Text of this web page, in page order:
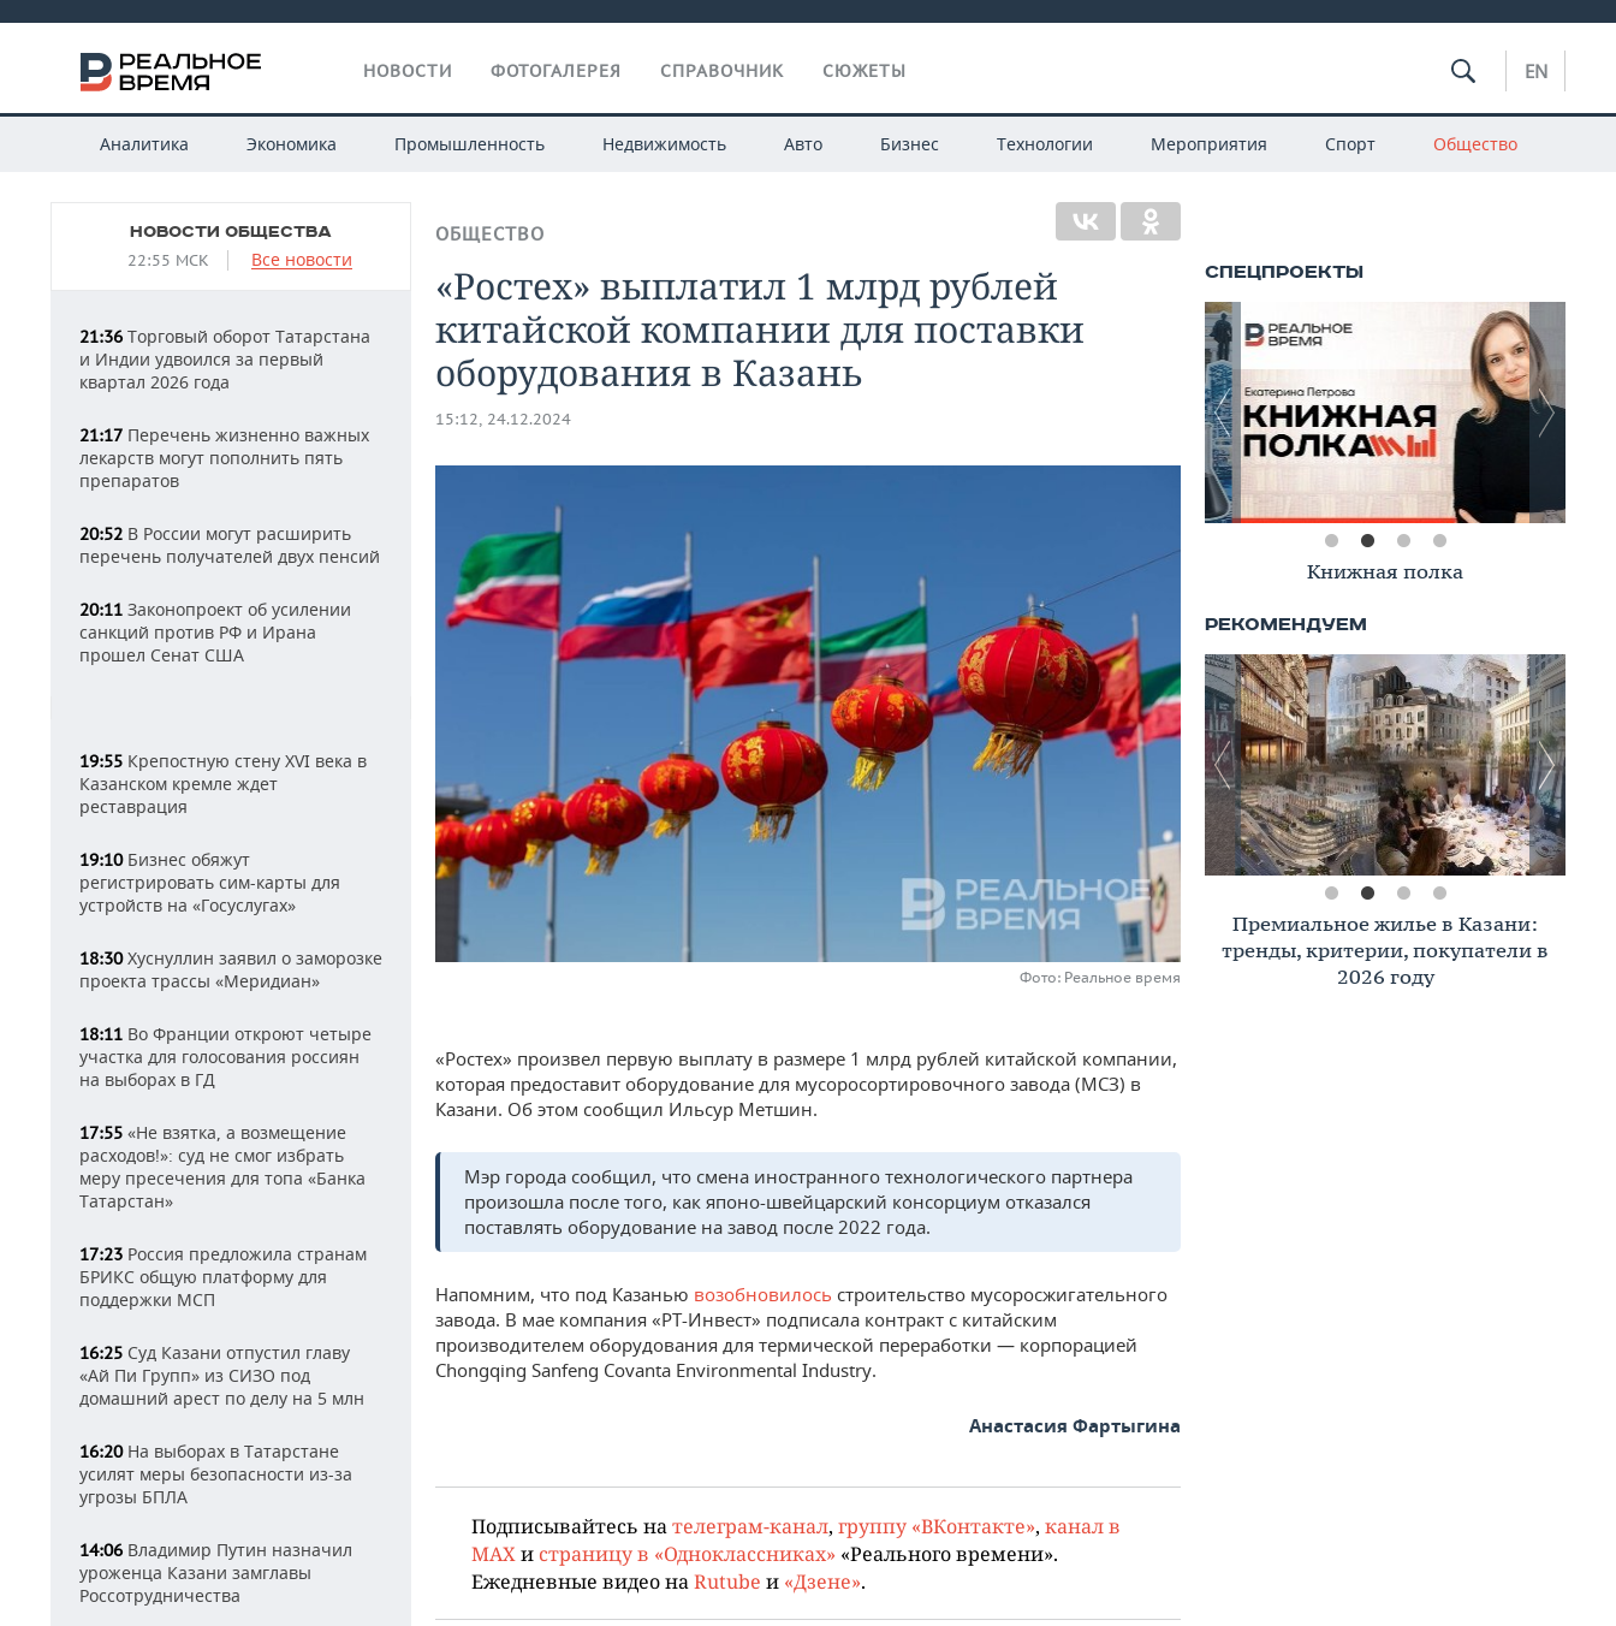
НОВОСТИ ФОТОГАЛЕРЕЯ СПРАВОЧНИК СЮЖЕТЫ EN
Аналитика Экономика Промышленность Недвижимость Авто Бизнес Технологии Мероприятия Спорт Общество
НОВОСТИ ОБЩЕСТВА
22:55 МСК Все новости
21:36 Торговый оборот Татарстана
и Индии удвоился за первый
квартал 2026 года
21:17 Перечень жизненно важных
лекарств могут пополнить пять
препаратов
20:52 В России могут расширить
перечень получателей двух пенсий
20:11 Законопроект об усилении
санкций против РФ и Ирана
прошел Сенат США
19:55 Крепостную стену XVI века в
Казанском кремле ждет
реставрация
19:10Бизнес обяжут
регистрировать сим-карты для
устройств на «Госуслугах»
18:30Хуснуллин заявил о заморозке
проекта трассы «Меридиан»
18:11 Во Франции откроют четыре
участка для голосования россиян
на выборах в ГД
17:55 «Не взятка, а возмещение
расходов!»: суд не смог избрать
меру пресечения для топа «Банка
Татарстан»
17:23 Россия предложила странам
БРИКС общую платформу для
поддержки МСП
16:25 Суд Казани отпустил главу
«Ай Пи Групп» из СИЗО под
домашний арест по делу на 5 млн
16:20На выборах в Татарстане
усилят меры безопасности из-за
угрозы БПЛА
14:06 Владимир Путин назначил
уроженца Казани замглавы
Россотрудничества
ОБЩЕСТВО
«Ростех» выплатил 1 млрд рублей
китайской компании для поставки
оборудования в Казань
15:12, 24.12.2024
Фото: Реальное время
«Ростех» произвел первую выплату в размере 1 млрд рублей китайской компании,
которая предоставит оборудование для мусоросортировочного завода (МСЗ) в
Казани. Об этом сообщил Ильсур Метшин.
Мэр города сообщил, что смена иностранного технологического партнера
произошла после того, как японо-швейцарский консорциум отказался
поставлять оборудование на завод после 2022 года.
Напомним, что под Казанью возобновилось строительство мусоросжигательного
завода. В мае компания «РТ-Инвест» подписала контракт с китайским
производителем оборудования для термической переработки — корпорацией
Chongqing Sanfeng Covanta Environmental Industry.
Анастасия Фартыгина
Подписывайтесь нателеграм-канал, группу «ВКонтакте», канал в
MAXи страницу в «Одноклассниках» «Реального времени».
Ежедневные видео наRutube и «Дзене».
Книжная полка
Премиальное жилье в Казани:
тренды, критерии, покупатели в
2026 году